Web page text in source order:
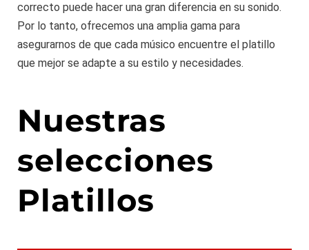
correcto puede hacer una gran diferencia en su sonido.
Por lo tanto, ofrecemos una amplia gama para
asegurarnos de que cada músico encuentre el platillo
que mejor se adapte a su estilo y necesidades.
Nuestras
selecciones
Platillos